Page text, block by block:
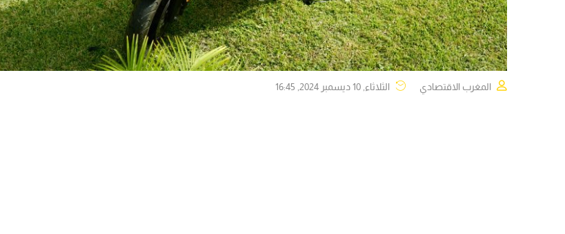
المغرب الاقتصادي الثلاثاء, 10 ديسمبر 2024, 16:45